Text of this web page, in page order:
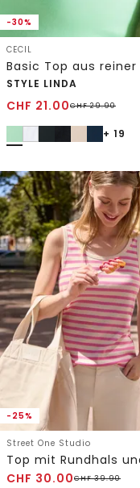
-30%
CECIL
STYLE LINDA
CHF 21.00CHF29.90
+ 19
-25%
Street One Studio
CHF 30.00CHF39.90